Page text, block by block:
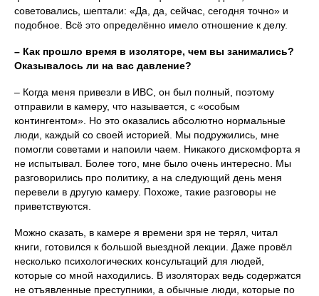
советовались, шептали: «Да, да, сейчас, сегодня точно» и
подобное. Всё это определённо имело отношение к делу.
– Как прошло время в изоляторе, чем вы занимались?
Оказывалось ли на вас давление?
– Когда меня привезли в ИВС, он был полный, поэтому
отправили в камеру, что называется, с «особым
контингентом». Но это оказались абсолютно нормальные
люди, каждый со своей историей. Мы подружились, мне
помогли советами и напоили чаем. Никакого дискомфорта я
не испытывал. Более того, мне было очень интересно. Мы
разговорились про политику, а на следующий день меня
перевели в другую камеру. Похоже, такие разговоры не
приветствуются.
Можно сказать, в камере я времени зря не терял, читал
книги, готовился к большой выездной лекции. Даже провёл
несколько психологических консультаций для людей,
которые со мной находились. В изоляторах ведь содержатся
не отъявленные преступники, а обычные люди, которые по